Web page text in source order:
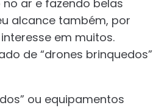
ar e fazendo belas
alcance também, por
em muitos.
de “drones brinquedos”
ou equipamentos